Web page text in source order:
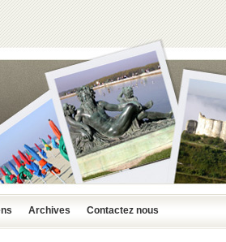
Archives Contactez nous